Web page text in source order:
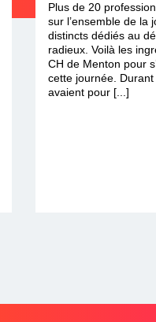
Plus de 20
sur l’ensemble de la
distincts dédiés au
radieux. Voilà les
CH de Menton pour
cette journée.
avaient pour [...]